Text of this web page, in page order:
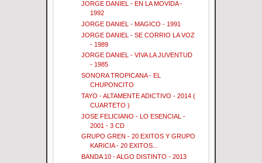
JORGE DANIEL - EN LA MOVIDA -
1992
JORGE DANIEL - MAGICO - 1991
JORGE DANIEL - SE CORRIO LA VOZ
- 1989
JORGE DANIEL - VIVA LA JUVENTUD
- 1985
SONORA TROPICANA - EL
CHUPONCITO
TAYO - ALTAMENTE ADICTIVO - 2014 (
CUARTETO )
JOSE FELICIANO - LO ESENCIAL -
2001 - 3 CD
GRUPO GREN - 20 EXITOS Y GRUPO
KARICIA - 20 EXITOS...
BANDA 10 - ALGO DISTINTO - 2013